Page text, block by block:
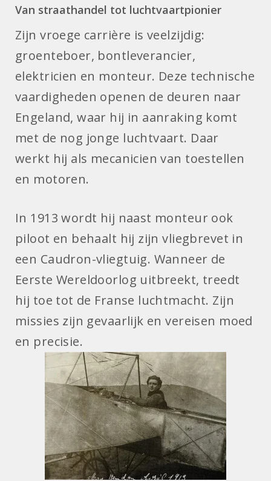
Van straathandel tot luchtvaartpionier
Zijn vroege carrière is veelzijdig:
groenteboer, bontleverancier,
elektricien en monteur. Deze technische
vaardigheden openen de deuren naar
Engeland, waar hij in aanraking komt
met de nog jonge luchtvaart. Daar
werkt hij als mecanicien van toestellen
en motoren.
In 1913 wordt hij naast monteur ook
piloot en behaalt hij zijn vliegbrevet in
een Caudron-vliegtuig. Wanneer de
Eerste Wereldoorlog uitbreekt, treedt
hij toe tot de Franse luchtmacht. Zijn
missies zijn gevaarlijk en vereisen moed
en precisie.